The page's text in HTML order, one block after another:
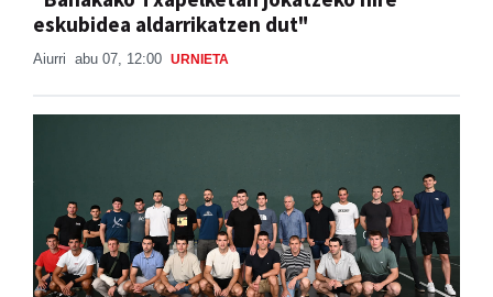
eskubidea aldarrikatzen dut"
Aiurri abu 07, 12:00 URNIETA